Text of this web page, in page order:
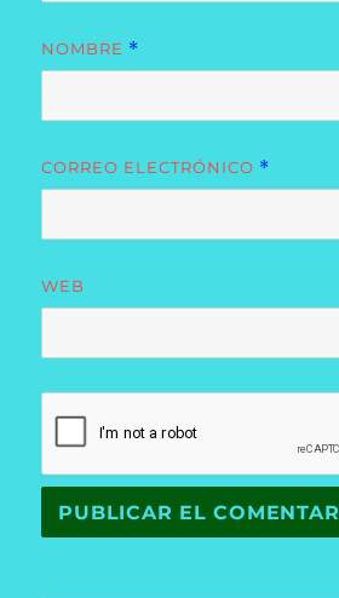
NOMBRE *
CORREO ELECTRÓNICO *
WEB